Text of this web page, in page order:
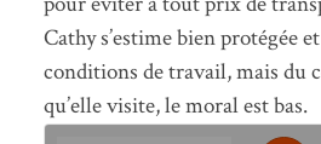
Cathy s’estime bien protégée
conditions de travail, mais du
qu’elle visite, le moral est bas.